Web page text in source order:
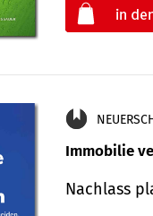
Immobilie
Nachlass